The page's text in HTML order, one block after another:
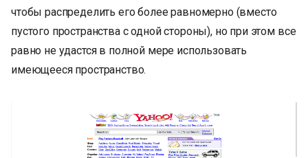
чтобы распределить его более равномерно (вместо
пустого пространства с одной стороны), но при этом все
равно не удастся в полной мере использовать
имеющееся пространство.